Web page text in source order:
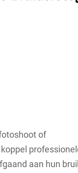
of
aan hun